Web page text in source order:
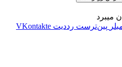
‫پین‌ترست ‫رددیت ‫VKontakte